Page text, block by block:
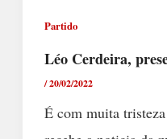
Partido
Léo Cerdeira,
/20/02/2022
É com muita